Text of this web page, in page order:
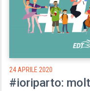
24 APRILE 2020
#ioriparto: